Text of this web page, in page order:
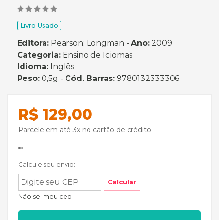
Livro Usado
Editora: Pearson; Longman - Ano: 2009
Categoria: Ensino de Idiomas
Idioma: Inglês
Peso: 0,5g - Cód. Barras: 9780132333306
R$ 129,00
Parcele em até 3x no cartão de crédito
**
Calcule seu envio:
Calcular
Não sei meu cep